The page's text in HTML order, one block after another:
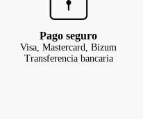
Pago seguro
Visa, Mastercard, Bizum
Transferencia bancaria